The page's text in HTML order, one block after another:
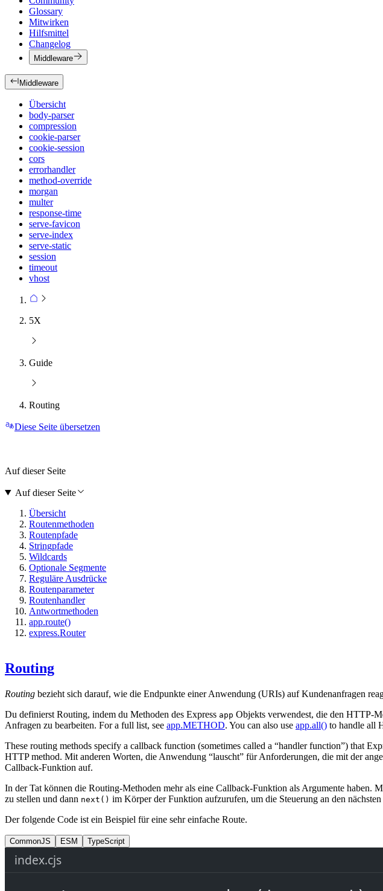
Glossary
Mitwirken
Hilfsmittel
Changelog
Middleware
Middleware
Übersicht
body-parser
compression
cookie-parser
cookie-session
cors
errorhandler
method-override
morgan
multer
response-time
serve-favicon
serve-index
serve-static
session
timeout
vhost
5X
Guide
Routing
Diese Seite übersetzen
Routing
Routing bezieht sich darauf, wie die Endpunkte einer Anwendung (URIs) auf Kundenanfragen
Du definierst Routing, indem du Methoden des Express app Objekts verwendest, die den HTTP-
Anfragen zu bearbeiten. For a full list, see app.METHOD. You can also use app.all() to handle all
These routing methods specify a callback function (sometimes called a “handler function”) that
HTTP method. Mit anderen Worten, die Anwendung “lauscht” für Anforderungen, die mit der
Callback-Funktion auf.
In der Tat können die Routing-Methoden mehr als eine Callback-Funktion als Argumente haben.
zu stellen und dann next() im Körper der Funktion aufzurufen, um die Steuerung an den
Der folgende Code ist ein Beispiel für eine sehr einfache Route.
CommonJS ESM TypeScript
index.cjs
Auf dieser Seite
Auf dieser Seite
Übersicht
Routenmethoden
Routenpfade
Stringpfade
Wildcards
Optionale Segmente
Reguläre Ausdrücke
Routenparameter
Routenhandler
Antwortmethoden
app.route()
express.Router